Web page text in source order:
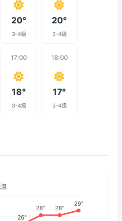
20°
3-4级
20°
3-4级
17:00
18°
3-4级
18:00
17°
3-4级